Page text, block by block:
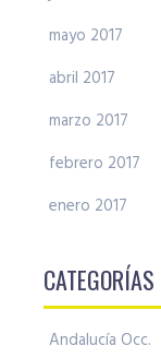
mayo 2017
abril 2017
marzo 2017
febrero 2017
enero 2017
CATEGORÍAS
Andalucía Occ.